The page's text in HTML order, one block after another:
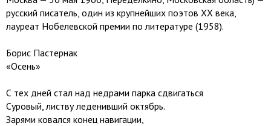
русский писатель, один из крупнейших поэтов XX века,
лауреат Нобелевской премии по литературе (1958).
Борис Пастернак
«Осень»
С тех дней стал над недрами парка сдвигаться
Суровый, листву леденивший октябрь.
Зарями ковался конец навигации,